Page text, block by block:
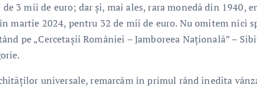
3 mii de euro; dar și, mai ales, rara monedă din 1940,
martie 2024, pentru 32 de mii de euro. Nu omitem nici
pe „Cercetașii României – Jamboreea Națională” –
universale, remarcăm în primul rând inedita